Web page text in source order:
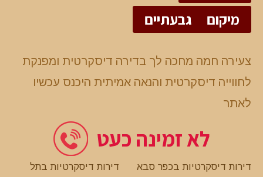
מיקום
גבעתיים
צעירה חמה מחכה לך בדירה דיסקרטית ומפנקת
לחווייה דיסקרטית והנאה אמיתית היכנס עכשיו
לאתר
לא זמינה כעט
דירות דיסקרטיות בכפר סבא
דירות דיסקרטיות בתל